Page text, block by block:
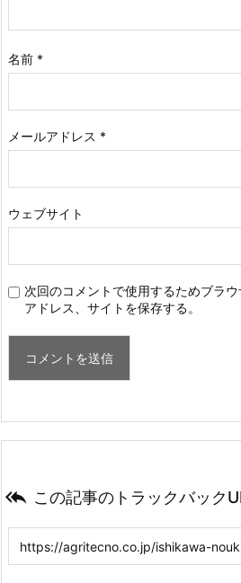
名前 *
メールアドレス *
ウェブサイト
次回のコメントで使用するためブラ
アドレス、サイトを保存する。
 この記事のトラックバック